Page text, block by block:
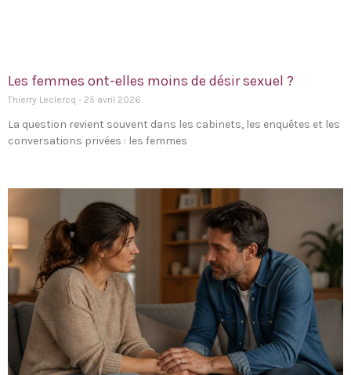
Les femmes ont-elles moins de désir sexuel ?
Thierry Leclercq 25 avril 2026
La question revient souvent dans les cabinets, les enquêtes et les
conversations privées : les femmes